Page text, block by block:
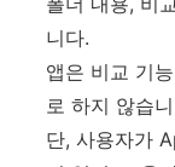
니다.
앱은 비교 기
로 하지 않습
단, 사용자가